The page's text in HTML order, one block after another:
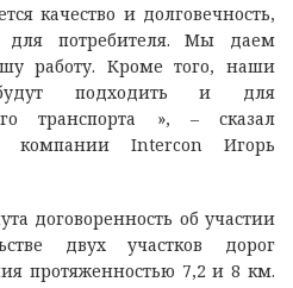
качество и долговечность,
для потребителя. Мы даем
работу. Кроме того, наши
подходить и для
транспорта », – сказал
компании Intercon Игорь
договоренность об участии
двух участков дорог
протяженностью 7,2 и 8 км.